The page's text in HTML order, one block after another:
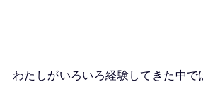
わたしがいろいろ経験してきた中で